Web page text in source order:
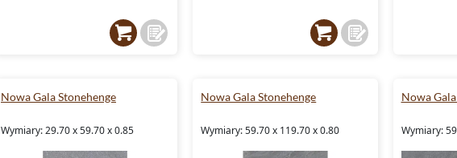
Nowa Gala Stonehenge
Wymiary: 29.70 x 59.70 x 0.85
Nowa Gala Stonehenge
Wymiary: 59.70 x 119.70 x 0.80
Nowa
Wymiary: